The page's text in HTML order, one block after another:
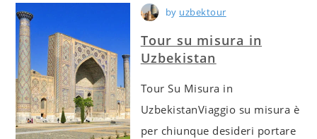
Tour su misura in
Uzbekistan
by uzbektour
Tour Su Misura in
UzbekistanViaggio su misura è
per chiunque desideri portare